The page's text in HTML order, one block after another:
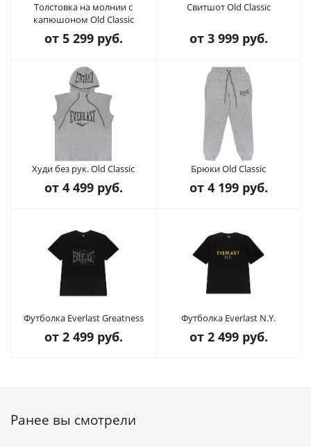
Толстовка на молнии с
капюшоном Old Classic
от 5 299 руб.
Свитшот Old Classic
от 3 999 руб.
Худи без рук. Old Classic
от 4 499 руб.
Брюки Old Classic
от 4 199 руб.
Футболка Everlast Greatness
от 2 499 руб.
Футболка Everlast N.Y.
от 2 499 руб.
Ранее вы смотрели